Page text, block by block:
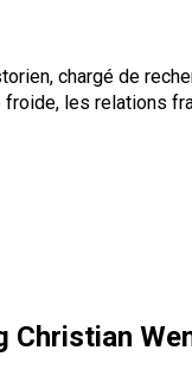
chargé de
froide, les relations
Christian